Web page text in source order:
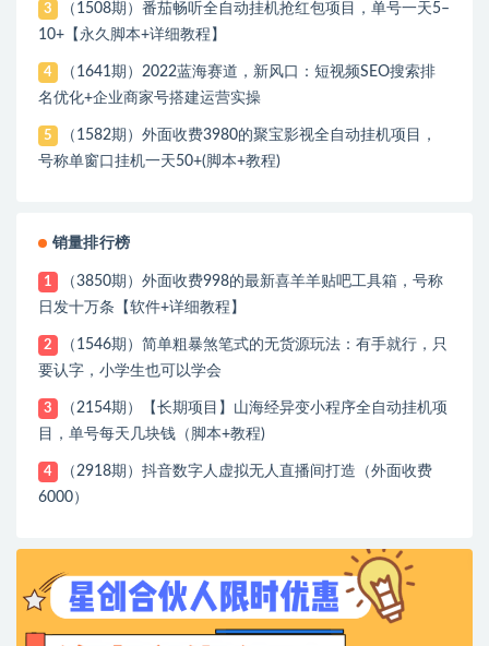
3
（1508期）番茄畅听全自动挂机抢红包项目，单号一天5–
10+【永久脚本+详细教程】
4
（1641期）2022蓝海赛道，新风口：短视频SEO搜索排
名优化+企业商家号搭建运营实操
5
（1582期）外面收费3980的聚宝影视全自动挂机项目，
号称单窗口挂机一天50+(脚本+教程)
销量排行榜
1
（3850期）外面收费998的最新喜羊羊贴吧工具箱，号称
日发十万条【软件+详细教程】
2
（1546期）简单粗暴煞笔式的无货源玩法：有手就行，只
要认字，小学生也可以学会
3
（2154期）【长期项目】山海经异变小程序全自动挂机项
目，单号每天几块钱（脚本+教程)
4
（2918期）抖音数字人虚拟无人直播间打造（外面收费
6000）